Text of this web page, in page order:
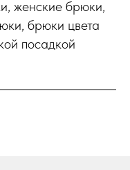
женские брюки,
брюки цвета
посадкой